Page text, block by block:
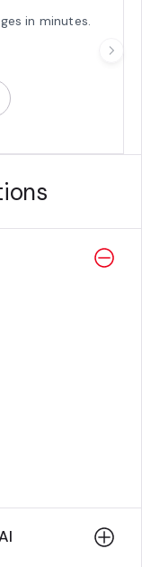
in minutes.